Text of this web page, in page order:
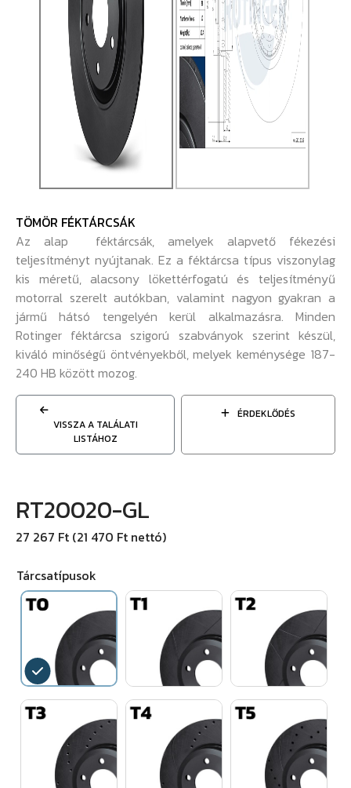
TÖMÖR FÉKTÁRCSÁK
Az alap féktárcsák, amelyek alapvető fékezési
teljesítményt nyújtanak. Ez a féktárcsa típus viszonylag
kis méretű, alacsony lökettérfogatú és teljesítményű
motorral szerelt autókban, valamint nagyon gyakran a
jármű hátsó tengelyén kerül alkalmazásra. Minden
Rotinger féktárcsa szigorú szabványok szerint készül,
kiváló minőségű öntvényekből, melyek keménysége 187-
240 HB között mozog.
VISSZA A TALÁLATI
LISTÁHOZ
ÉRDEKLŐDÉS
RT20020-GL
27 267 Ft (21 470 Ft nettó)
Tárcsatípusok